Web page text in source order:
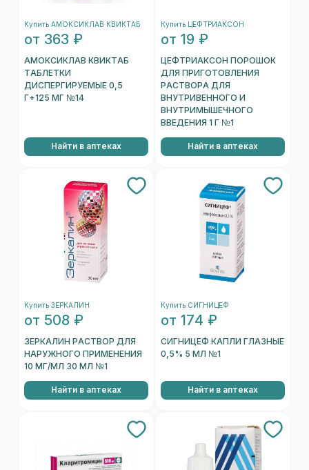
Купить АМОКСИКЛАВ КВИКТАБ
от 363 ₽
АМОКСИКЛАВ КВИКТАБ
ТАБЛЕТКИ
ДИСПЕРГИРУЕМЫЕ 0,5
Г+125 МГ №14
Найти в аптеках
Купить ЦЕФТРИАКСОН
от 19 ₽
ЦЕФТРИАКСОН ПОРОШОК
ДЛЯ ПРИГОТОВЛЕНИЯ
РАСТВОРА ДЛЯ
ВНУТРИВЕННОГО И
ВНУТРИМЫШЕЧНОГО
ВВЕДЕНИЯ 1 Г №1
Найти в аптеках
Купить ЗЕРКАЛИН
от 508 ₽
ЗЕРКАЛИН РАСТВОР ДЛЯ
НАРУЖНОГО ПРИМЕНЕНИЯ
10 МГ/МЛ 30 МЛ №1
Найти в аптеках
Купить СИГНИЦЕФ
от 174 ₽
СИГНИЦЕФ КАПЛИ ГЛАЗНЫЕ
0,5% 5 МЛ №1
Найти в аптеках